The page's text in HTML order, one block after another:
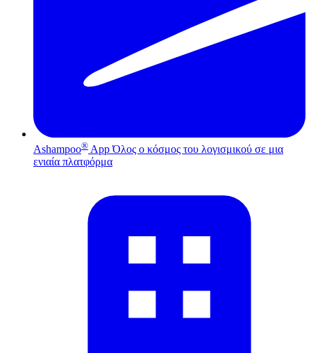
Ashampoo® App Όλος ο κόσμος του λογισμικού σε μια
ενιαία πλατφόρμα